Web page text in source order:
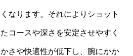
なります。それによりショット
コースや深さを安定させやすく
さや快適性が低下し、腕にかか